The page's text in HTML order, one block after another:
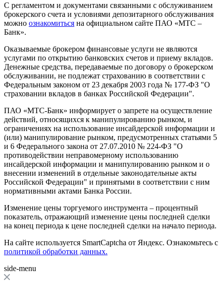
С регламентом и документами связанными с обслуживанием
брокерского счета и условиями депозитарного обслуживания
можно ознакомиться на официальном сайте ПАО «МТС –
Банк».
Оказываемые брокером финансовые услуги не являются
услугами по открытию банковских счетов и приему вкладов.
Денежные средства, передаваемые по договору о брокерском
обслуживании, не подлежат страхованию в соответствии с
Федеральным законом от 23 декабря 2003 года № 177-ФЗ "О
страховании вкладов в банках Российской Федерации".
ПАО «МТС-Банк» информирует о запрете на осуществление
действий, относящихся к манипулированию рынком, и
ограничениях на использование инсайдерской информации и
(или) манипулирование рынком, предусмотренных статьями 5
и 6 Федерального закона от 27.07.2010 № 224-ФЗ "О
противодействии неправомерному использованию
инсайдерской информации и манипулированию рынком и о
внесении изменений в отдельные законодательные акты
Российской Федерации" и принятыми в соответствии с ним
нормативными актами Банка России.
Изменение цены торгуемого инструмента – процентный
показатель, отражающий изменение цены последней сделки
на конец периода к цене последней сделки на начало периода.
На сайте используется SmartCaptcha от Яндекс. Ознакомьтесь с
политикой обработки данных.
side-menu